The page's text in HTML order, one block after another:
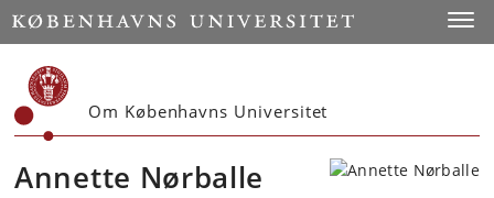
Start
Om Københavns Universitet
Annette Nørballe